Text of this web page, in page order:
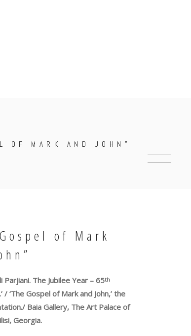
OF MARK AND JOHN”
of Mark
Parjiani. The Jubilee Year – 65th
/ ‘The Gospel of Mark and John,’ the
Baia Gallery, The Art Palace of
Georgia.